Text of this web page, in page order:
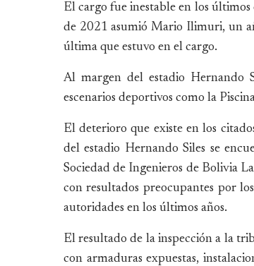
El cargo fue inestable en los últimos
de 2021 asumió Mario Ilimuri, un
última que estuvo en el cargo.
Al margen del estadio Hernando
escenarios deportivos como la
El deterioro que existe en los
del estadio Hernando Siles se
Sociedad de Ingenieros de Bolivia
con resultados preocupantes por
autoridades en los últimos años.
El resultado de la inspección a la
con armaduras expuestas,